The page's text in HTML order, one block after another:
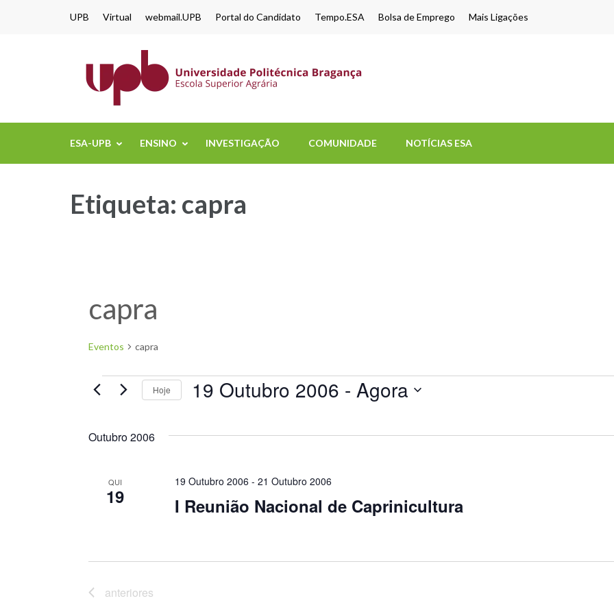
UPB Virtual webmail.UPB Portal do Candidato Tempo.ESA Bolsa de Emprego Mais Ligações
ESA-UPB ENSINO INVESTIGAÇÃO COMUNIDADE NOTÍCIAS ESA
Etiqueta: capra
capra
Eventos capra
Hoje 19 Outubro 2006 - Agora
Outubro 2006
QUI
19 I Reunião Nacional de Caprinicultura
19 Outubro 2006 - 21 Outubro 2006
anteriores